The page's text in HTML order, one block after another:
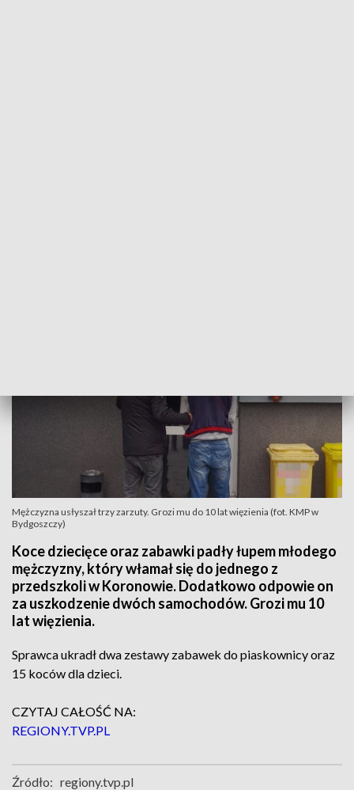
Mężczyzna usłyszał trzy zarzuty. Grozi mu do 10 lat więzienia (fot. KMP w
Bydgoszczy)
Koce dziecięce oraz zabawki padły łupem młodego
mężczyzny, który włamał się do jednego z
przedszkoli w Koronowie. Dodatkowo odpowie on
za uszkodzenie dwóch samochodów. Grozi mu 10
lat więzienia.
Sprawca ukradł dwa zestawy zabawek do piaskownicy oraz
15 koców dla dzieci.
CZYTAJ CAŁOŚĆ NA:
REGIONY.TVP.PL
Źródło: regiony.tvp.pl